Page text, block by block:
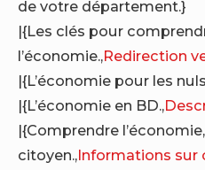
de votre département.}
|{Les clés pour
l’économie.,Redirection
|{L’économie pour les
|{L’économie en BD.,
|{Comprendre
citoyen.,Informations sur